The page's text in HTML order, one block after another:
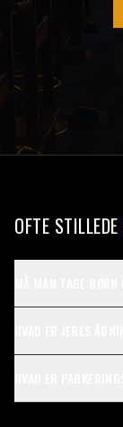
OFTE STILLEDE